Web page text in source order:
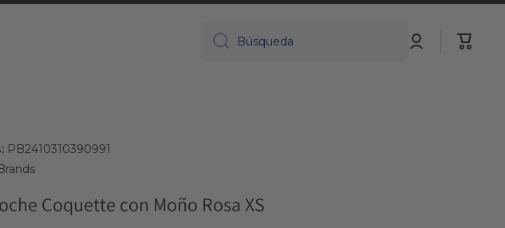
Búsqueda
Iniciar
sesión
Carrito
PB2410310390991
Coquette con Moño Rosa XS